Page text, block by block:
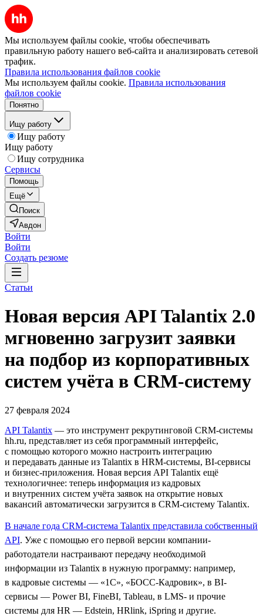
Мы используем файлы cookie, чтобы обеспечивать
правильную работу нашего веб-сайта и анализировать сетевой
трафик.
Правила использования файлов cookie
Мы используем файлы cookie. Правила использования
файлов cookie
Понятно
Ищу работу
Ищу работу
Ищу работу
Ищу сотрудника
Сервисы
Помощь
Ещё
Поиск
Авдон
Войти
Войти
Создать резюме
Статьи
Новая версия API Talantix 2.0
мгновенно загрузит заявки
на подбор из корпоративных
систем учёта в CRM-систему
27 февраля 2024
API Talantix — это инструмент рекрутинговой СRM-системы
hh.ru, представляет из себя программный интерфейс,
с помощью которого можно настроить интеграцию
и передавать данные из Talantix в HRM-системы, BI-сервисы
и бизнес-приложения. Новая версия API Talantix ещё
технологичнее: теперь информация из кадровых
и внутренних систем учёта заявок на открытие новых
вакансий автоматически загрузится в CRM-систему Talantix.
В начале года CRM-система Talantix представила собственный
API. Уже с помощью его первой версии компании-
работодатели настраивают передачу необходимой
информации из Talantix в нужную программу: например,
в кадровые системы — «1С», «БОСС-Кадровик», в BI-
сервисы — Power BI, FineBI, Tableau, в LMS- и прочие
системы для HR — Edstein, HRlink, iSpring и другие.